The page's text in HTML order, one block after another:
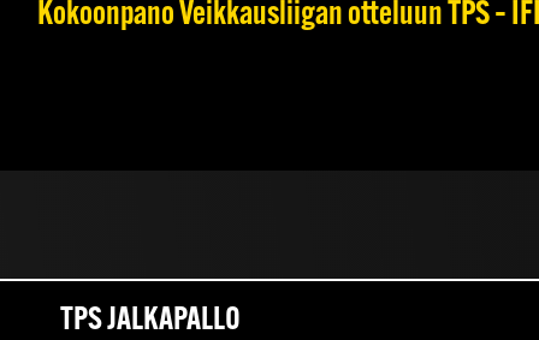
Kokoonpano Veikkausliigan otteluun TPS –
TPS JALKAPALLO